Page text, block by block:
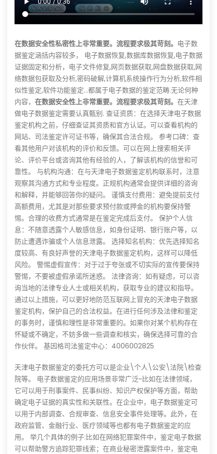
在数据安全性私密性上非常重要。流程要求极其苛刻。 电子数
据鉴定涵括内容较多， 电子数据恢复,数据库数据恢复,电子数据
证据固定和分析，电子文件修复,网页数据获取,网盘数据获取,网
络数据包获取及分析,密码破解,计算机系统操作行为分析,软件相
似性鉴定,软件功能鉴定...都属于电子数据的鉴定范畴.无论何种
内容， 在数据安全性上非常重要。流程要求极其苛刻。 在天津
做电子数据鉴定需要认真甄别. 查证资质：在选择天津电子数据
鉴定机构之前，仔细查证其资质和官方认证。可以查看机构的
网站、司法鉴定许可证书等，确保其合法合规。 参考口碑：查
看其他用户对该机构的评价和反馈。可以在网上搜索相关评
论、评价平台或咨询其他有经验的人，了解该机构的信誉和可
靠性。 与机构沟通：在与天津电子数据鉴定机构联系时，注意
观察其沟通方式和专业程度。正规机构通常会提供详细的咨询
和解释，并能够回答你的疑问。 谨慎支付费用：避免提前支付
高额费用，尤其是对那些要求预付款或押金的机构要保持警
惕。合理的收费方式通常是在鉴定完成后支付。 保护个人信
息：不随意透露个人敏感信息，如身份证明、银行账户等，以
防止遭遇诈骗或个人信息泄露。 选择知名机构：优先选择知名
度较高、有良好声誉的天津电子数据鉴定机构，这样可以降低
风险。 警惕虚假宣传：对于过于夸张或不切实际的宣传要保持
警惕，不要被虚假承诺所迷惑。 法律咨询：如有疑虑，可以咨
询当地的法律专业人士或相关机构，获取专业的建议和指导。
通过以上措施，可以更好地防范互联网上冒充的天津电子数据
鉴定机构，保护自己的合法权益。在进行任何涉及法律和鉴定
的事务时，谨慎和理性是非常重要的。如果你对某个机构存在
怀疑或不确定，不妨多做一些调查和核实，确保选择可靠的合
作伙伴。 基因格司法鉴定中心：4006002825
天津电子数据鉴定的委托方可以是企业\个人\公安\法院\检查
院等。 电子数据鉴定的应用场景非常广泛~比如在法律领域，
它可以用于刑事案件、民事纠纷、知识产权保护等方面，帮助
确定电子证据的真实性和关联性。在企业中，电子数据鉴定可
以用于内部调查、合规审查、信息安全事件处理等。此外，在
政府监管、金融行业、医疗领域等也都有电子数据鉴定的应
用。 举几个具体的例子:比如在网络犯罪案件中，鉴定电子数据
可以帮助警方追踪犯罪线索；在商业秘密泄露案件中，鉴定电